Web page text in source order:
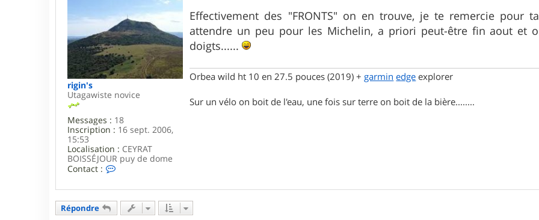
A
n
d
r
é
R
o
u
s
m
o
f
f
rigin's
Utagawiste novice
Messages : 18
Inscription : 16 sept. 2006,
15:53
Localisation : CEYRAT
BOISSÉJOUR puy de dome
Contact :
C
c
g
e
Effectivement des "FRONTS" on en trouve, je te remercie pour
attendre un peu pour les Michelin, a priori peut-être fin aout et
doigts......
Orbea wild ht 10 en 27.5 pouces (2019) + garmin edge explorer
Sur un vélo on boit de l'eau, une fois sur terre on boit de la bière........
Répondre